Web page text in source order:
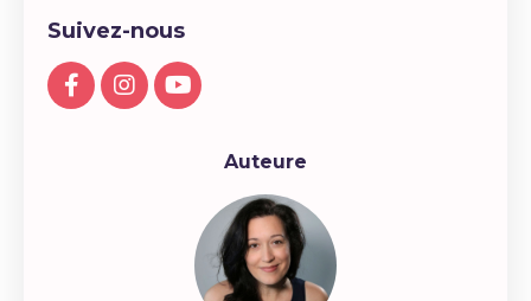
Suivez-nous
Auteure